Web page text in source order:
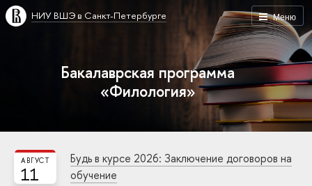
Меню
НИУ ВШЭ в Санкт-Петербурге
Бакалаврская программа
«Филология»
11
АВГУСТ
Будь в курсе 2026: Заключение договоров на
обучение